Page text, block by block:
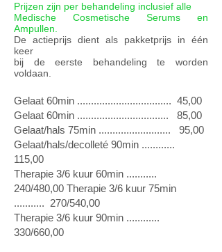
Prijzen zijn per behandeling inclusief alle
Medische Cosmetische Serums en
Ampullen.
De actieprijs dient als pakketprijs in één
keer
bij de eerste behandeling te worden
voldaan.
Gelaat 60min .................................. 45,00
Gelaat 60min ................................. 85,00
Gelaat/hals 75min .......................... 95,00
Gelaat/hals/decolleté 90min ............
115,00
Therapie 3/6 kuur 60min ...........
240/480,00 Therapie 3/6 kuur 75min
........... 270/540,00
Therapie 3/6 kuur 90min ............
330/660,00